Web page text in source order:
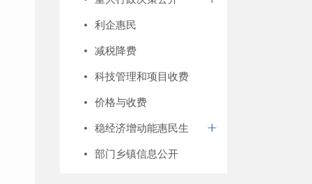
利企惠民
减税降费
科技管理和项目收费
价格与收费
稳经济增动能惠民生
部门乡镇信息公开